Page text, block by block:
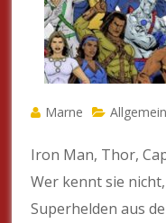
Marne Allgemein
Iron Man, Thor,
Wer kennt sie
Superhelden aus